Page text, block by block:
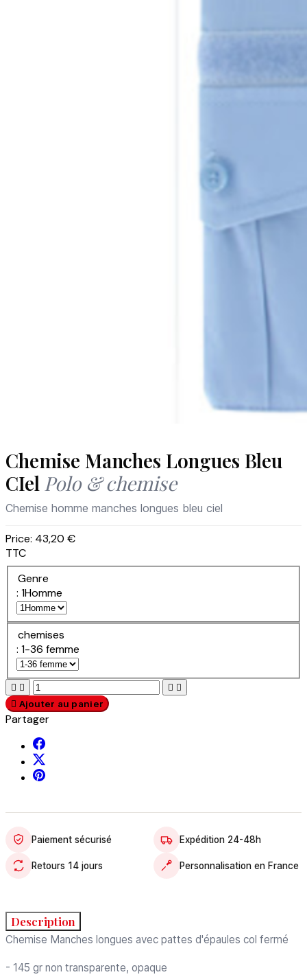
Chemise Manches Longues Bleu
CIel Polo & chemise
Chemise homme manches longues bleu ciel
Price: 43,20 €
TTC
Genre
: 1Homme
chemises
: 1-36 femme
   
 Ajouter au panier
Partager
Paiement sécurisé Expédition 24-48h
Retours 14 jours Personnalisation en France
Description
Chemise Manches longues avec pattes d'épaules col fermé
- 145 gr non transparente, opaque